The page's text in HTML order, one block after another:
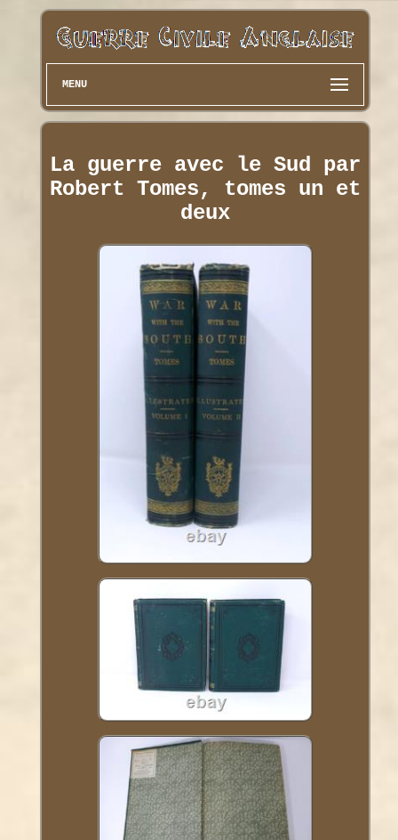
MENU
La guerre avec le Sud par
Robert Tomes, tomes un et
deux